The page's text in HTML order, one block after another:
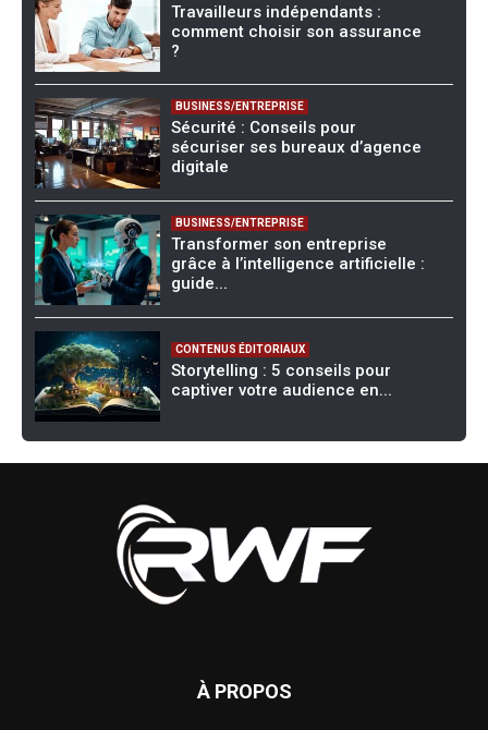
Travailleurs indépendants :
comment choisir son assurance
?
BUSINESS/ENTREPRISE
Sécurité : Conseils pour
sécuriser ses bureaux d’agence
digitale
BUSINESS/ENTREPRISE
Transformer son entreprise
grâce à l’intelligence artificielle :
guide...
CONTENUS ÉDITORIAUX
Storytelling : 5 conseils pour
captiver votre audience en...
À PROPOS